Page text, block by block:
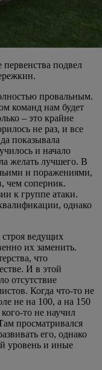
подвел
провальным.
команд нам будет
– это крайне
не раз, и все
показывала
и начало
желать лучшего. В
и поражениями,
чем соперник.
к группе атаки.
однако
ведущих
их заменить.
что
И в этой
отсутствие
Когда что-то не
не на 100, а на 150
то не научил
просматривался
его, однако
уровень и иные